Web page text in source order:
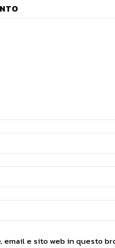
email e sito web in questo